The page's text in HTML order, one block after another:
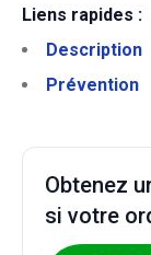
Liens rapides :
Description
Prévention
Obtenez
si votre